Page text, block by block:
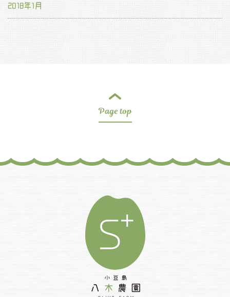
2018年1月
Page top